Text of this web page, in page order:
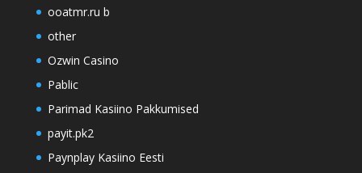
ooatmr.ru b
other
Ozwin Casino
Pablic
Parimad Kasiino Pakkumised
payit.pk2
Paynplay Kasiino Eesti